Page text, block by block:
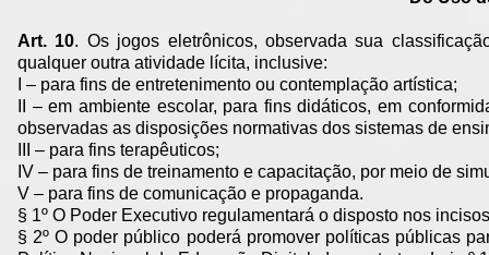
Art. 10. Os jogos eletrônicos, observada sua
qualquer outra atividade lícita, inclusive:
I – para fins de entretenimento ou contemplação artística;
II – em ambiente escolar, para fins didáticos, em
observadas as disposições normativas dos sistemas de
III – para fins terapêuticos;
IV – para fins de treinamento e capacitação, por meio de
V – para fins de comunicação e propaganda.
§ 1º O Poder Executivo regulamentará o disposto nos
§ 2º O poder público poderá promover políticas públicas